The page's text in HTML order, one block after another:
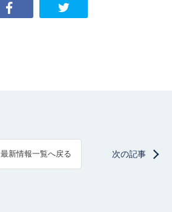
最新情報一覧へ戻る 次の記事